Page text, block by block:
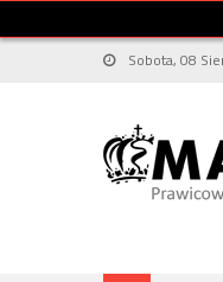
Sobota, 08